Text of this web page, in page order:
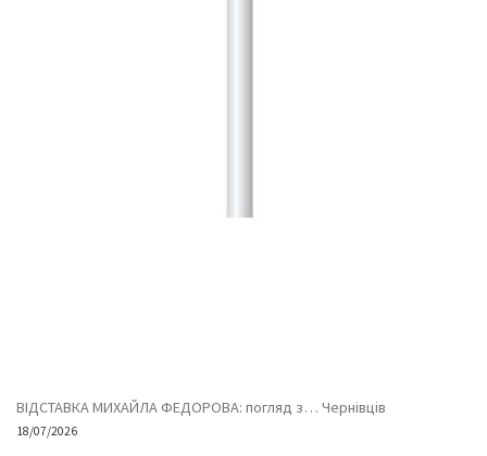
ВІДСТАВКА МИХАЙЛА ФЕДОРОВА: погляд з… Чернівців
18/07/2026